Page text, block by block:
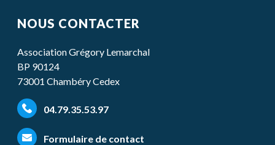
NOUS CONTACTER
Association Grégory Lemarchal
BP 90124
73001 Chambéry Cedex
04.79.35.53.97
Formulaire de contact